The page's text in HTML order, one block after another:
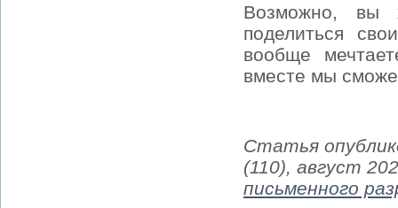
Возможно, вы
поделиться
вообще
вместе мы
Статья
(110), август
письменного